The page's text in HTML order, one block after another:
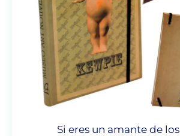
Si eres un amante de los